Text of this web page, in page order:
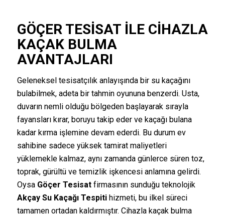
GÖÇER TESISATILE CIHAZLA
KAÇAK BULMA
AVANTAJLARI
Geleneksel tesisatçılık anlayışında bir su kaçağını
bulabilmek, adeta bir tahmin oyununa benzerdi. Usta,
duvarın nemli olduğu bölgeden başlayarak sırayla
fayansları kırar, boruyu takip eder ve kaçağı bulana
kadar kırma işlemine devam ederdi. Bu durum ev
sahibine sadece yüksek tamirat maliyetleri
yüklemekle kalmaz, aynı zamanda günlerce süren toz,
toprak, gürültü ve temizlik işkencesi anlamına gelirdi.
Oysa Göçer Tesisatfirmasının sunduğu teknolojik
Akçay Su Kaçağı Tespitihizmeti, bu ilkel süreci
tamamen ortadan kaldırmıştır. Cihazla kaçak bulma